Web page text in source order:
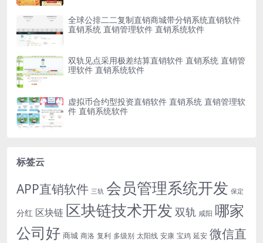
全球公排二二复制直销商城带分销系统直销软件
直销系统 直销管理软件 直销系统软件
双轨见点采用极差结算直销软件 直销系统 直销管
理软件 直销系统软件
虚拟币合约型投资直销软件 直销系统 直销管理软
件 直销系统软件
标签云
APP直销软件 三轨 会员管理系统开发 保定
分红 区块链 区块链技术开发 双轨 咸阳 哪家
公司好 商城 商洛 复利 多级别 太阳线 安康 宝鸡 延安 微信直